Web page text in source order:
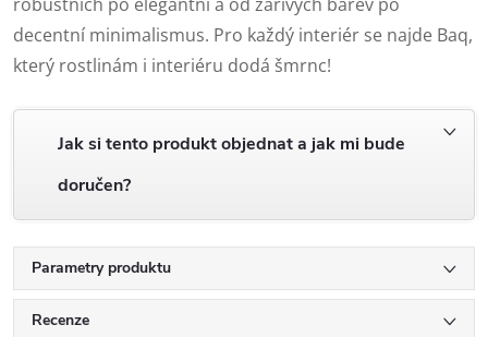
decentní minimalismus. Pro každý interiér se najde Baq,
který rostlinám i interiéru dodá šmrnc!
Jak si tento produkt objednat a jak mi bude
doručen?
Parametry produktu
Recenze